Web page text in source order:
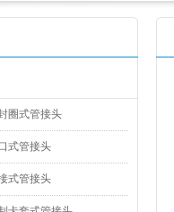
圈式管接头
式管接头
式管接头